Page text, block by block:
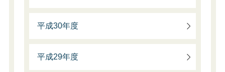
平成30年度
平成29年度